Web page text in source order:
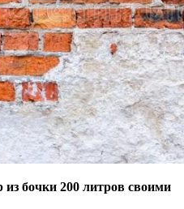
бочки 200 литров своими